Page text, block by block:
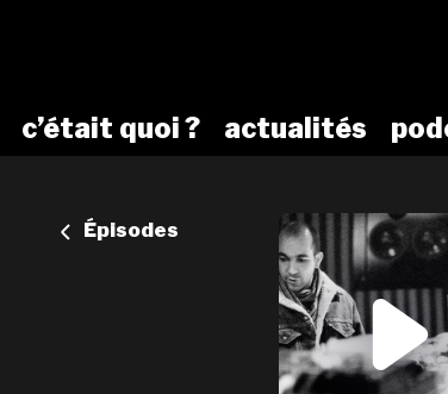
c’était quoi ? actualités
Épisodes